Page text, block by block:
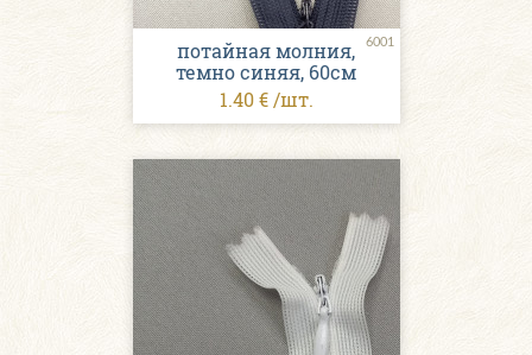
6001
потайная молния,
темно синяя, 60см
1.40 € /шт.